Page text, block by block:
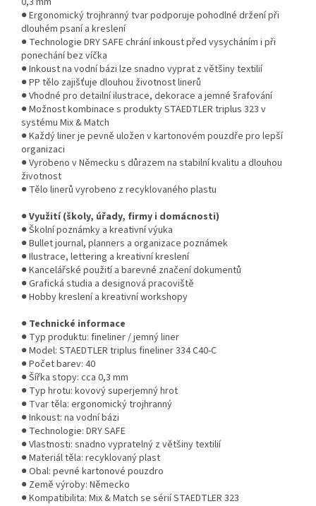
● Ergonomický trojhranný tvar podporuje pohodlné držení při
dlouhém psaní a kreslení
● Technologie DRY SAFE chrání inkoust před vysycháním i při
ponechání bez víčka
● Inkoust na vodní bázi lze snadno vyprat z většiny textilií
● PP tělo zajišťuje dlouhou životnost linerů
● Vhodné pro detailní ilustrace, dekorace a jemné šrafování
● Možnost kombinace s produkty STAEDTLER triplus 323 v
systému Mix & Match
● Každý liner je pevně uložen v kartonovém pouzdře pro lepší
organizaci
● Vyrobeno v Německu s důrazem na stabilní kvalitu a dlouhou
životnost
● Tělo linerů vyrobeno z recyklovaného plastu
●Využití (školy, úřady, firmy i domácnosti)
● Školní poznámky a kreativní výuka
● Bullet journal, planners a organizace poznámek
● Ilustrace, lettering a kreativní kreslení
● Kancelářské použití a barevné značení dokumentů
● Grafická studia a designová pracoviště
● Hobby kreslení a kreativní workshopy
● Technické informace
● Typ produktu: fineliner / jemný liner
● Model: STAEDTLER triplus fineliner 334 C40-C
● Počet barev: 40
● Šířka stopy: cca 0,3 mm
● Typ hrotu: kovový superjemný hrot
● Tvar těla: ergonomický trojhranný
● Inkoust: na vodní bázi
● Technologie: DRY SAFE
● Vlastnosti: snadno vypratelný z většiny textilií
● Materiál těla: recyklovaný plast
● Obal: pevné kartonové pouzdro
● Země výroby: Německo
● Kompatibilita: Mix & Match se sérií STAEDTLER 323